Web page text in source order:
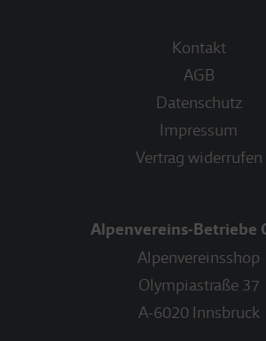
Kontakt
AGB
Datenschutz
Impressum
Vertrag widerrufen
Alpenvereins-Betriebe
Alpenvereinsshop
Olympiastraße 37
A-6020 Innsbruck